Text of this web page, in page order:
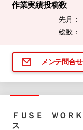
作業実績投稿数
先月：
総数：
メンテ問合せ
ＦＵＳＥ ＷＯＲ
ス